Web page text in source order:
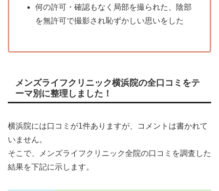
何の許可・確認もなく局部を撮られた、陰部
を無許可で撮影され恥ずかしい思いをした
メンズライフクリニック横浜院の全口コミをテ
ーマ別に整理しました！
横浜院には口コミが1件ありますが、コメントは書かれて
いません。
そこで、メンズライフクリニック全院の口コミを調査した
結果を下記に示します。